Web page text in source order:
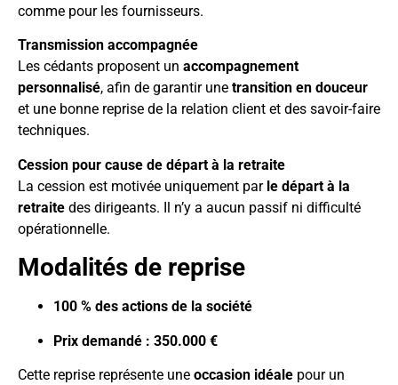
comme pour les fournisseurs.
Transmission accompagnée
Les cédants proposent un accompagnement
personnalisé, afin de garantir une transition en douceur
et une bonne reprise de la relation client et des savoir-faire
techniques.
Cession pour cause de départ à la retraite
La cession est motivée uniquement par le départ à la
retraite des dirigeants. Il n’y a aucun passif ni difficulté
opérationnelle.
Modalités de reprise
100 % des actions de la société
Prix demandé : 350.000 €
Cette reprise représente une occasion idéale pour un